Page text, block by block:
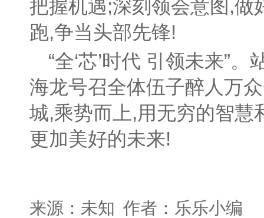
把握机遇;深刻领会意图,做
跑,争当头部先锋!
“全‘芯’时代 引领未来”
海龙号召全体伍子醉人万
城,乘势而上,用无穷的智慧
更加美好的未来!
来源：未知 作者：乐乐小编